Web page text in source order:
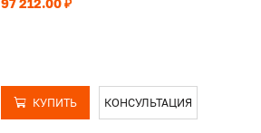
97 212.00 ₽
КУПИТЬ КОНСУЛЬТАЦИЯ